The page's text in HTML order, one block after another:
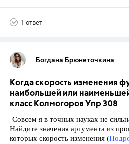
1 ответ
Богдана Брюнеточкина
Когда скорость изменения
наибольшей или
класс Колмогоров Упр 308
Совсем я в точных науках не
Найдите значения аргумента из
которых скорость изменения (